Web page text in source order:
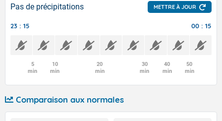
Pas de précipitations METTRE À JOUR
23 : 15 00 : 15
5
min
10
min
20
min
30
min
40
min
50
min
Comparaison aux normales